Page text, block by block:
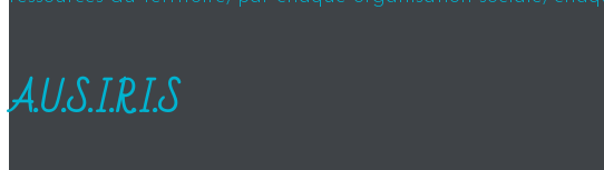
A.U.S.I.R.I.S